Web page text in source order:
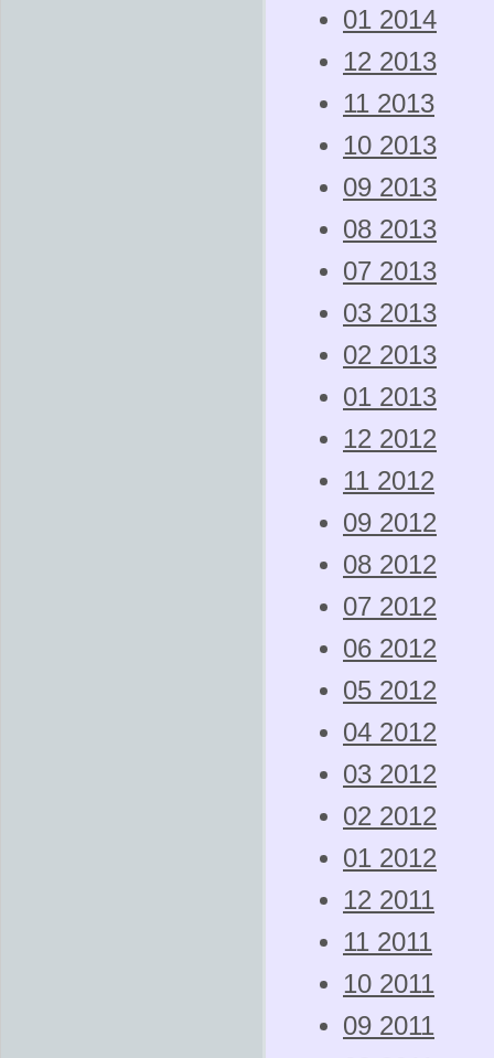
01 2014
12 2013
11 2013
10 2013
09 2013
08 2013
07 2013
03 2013
02 2013
01 2013
12 2012
11 2012
09 2012
08 2012
07 2012
06 2012
05 2012
04 2012
03 2012
02 2012
01 2012
12 2011
11 2011
10 2011
09 2011